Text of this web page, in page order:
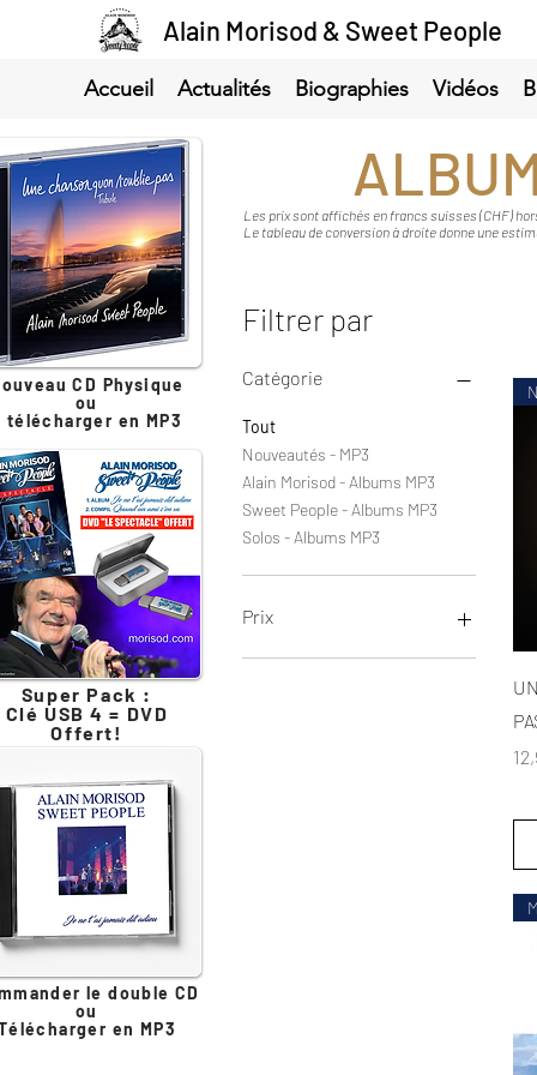
Alain Morisod & Sweet People
Accueil Actualités Biographies Vidéos
Les prix sont affichés en francs suisses (CHF)
Le tableau de conversion à droite donne une
Filtrer par
Catégorie
Tout
Nouveautés - MP3
Alain Morisod - Albums MP3
Sweet People - Albums MP3
Solos - Albums MP3
Prix
Super Pack :
Clé USB 4 = DVD
Offert!
le double CD
ou
en MP3
CD Physique
ou
télécharger en MP3